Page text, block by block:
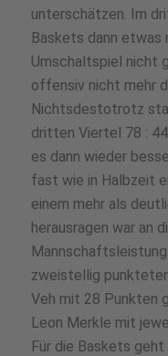
unterschätzen. Im
Baskets dann etwas
Umschaltspiel nicht
offensiv nicht mehr
Nichtsdestotrotz
dritten Viertel 78 :
es dann wieder
fast wie in Halbzeit
einem mehr als
herausragen war an
zweistellig
Veh mit 28 Punkten
Leon Merkle mit
Für die Baskets